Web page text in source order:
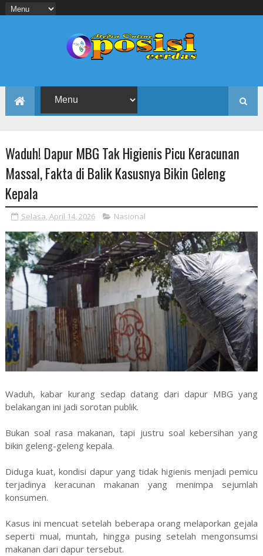
Waduh! Dapur MBG Tak Higienis Picu Keracunan
Massal, Fakta di Balik Kasusnya Bikin Geleng
Kepala
Selasa, April 14, 2026 Nasional
Waduh, kabar kurang sedap datang dari dapur MBG yang
belakangan ini jadi sorotan publik.
Bukan soal rasa makanan, tapi justru soal kebersihan yang
bikin geleng-geleng kepala.
Diduga kuat, kondisi dapur yang tidak higienis menjadi pemicu
terjadinya keracunan makanan yang menimpa sejumlah
konsumen.
Kasus ini mencuat setelah beberapa orang melaporkan gejala
seperti mual, muntah, hingga pusing setelah mengonsumsi
makanan dari dapur tersebut.